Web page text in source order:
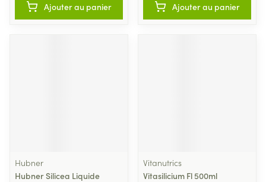
Ajouter au panier Ajouter au panier
Hubner
Hubner Silicea Liquide
Vitanutrics
Vitasilicium Fl 500ml